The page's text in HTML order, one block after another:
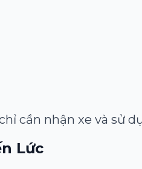
cần nhận xe và sử
Lức